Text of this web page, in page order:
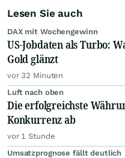
Lesen Sie auch
DAX mit Wochengewinn
US-Jobdaten als Turbo:
Gold glänzt
vor 32 Minuten
Luft nach oben
Die erfolgreichste
Konkurrenz ab
vor 1 Stunde
Umsatzprognose fällt deutlich